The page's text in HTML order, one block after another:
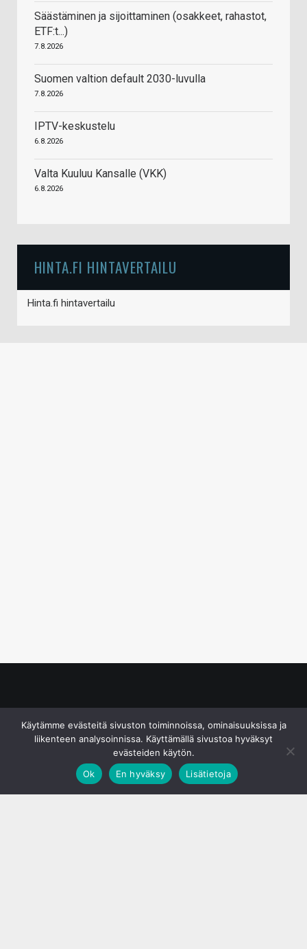
Säästäminen ja sijoittaminen (osakkeet, rahastot,
ETF:t...)
7.8.2026
Suomen valtion default 2030-luvulla
7.8.2026
IPTV-keskustelu
6.8.2026
Valta Kuuluu Kansalle (VKK)
6.8.2026
HINTA.FI HINTAVERTAILU
Hinta.fi hintavertailu
Käytämme evästeitä sivuston toiminnoissa, ominaisuuksissa ja
liikenteen analysoinnissa. Käyttämällä sivustoa hyväksyt
evästeiden käytön.
Ok
En hyväksy Lisätietoja